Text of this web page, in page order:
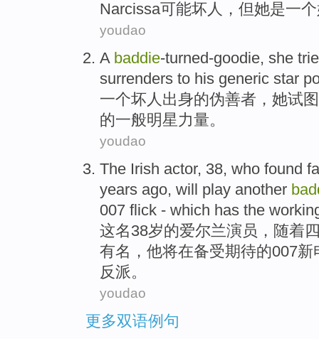
Narcissa可能坏人， 但她是一个
youdao
A baddie-turned-goodie, she
surrenders to his generic star
一个坏人出身的伪善者 ， 她试图
的一般明星力量。
youdao
The Irish actor, 38, who found
years ago, will play another
007 flick - which has the
这名38岁的爱尔兰演员 ，随着
有名 ， 他将在备受期待的007新
反派。
youdao
更多双语例句